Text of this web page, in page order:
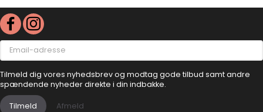
Email-
adresse
Tilmeld dig vores nyhedsbrev og modtag gode tilbud samt andre
spændende nyheder direkte i din indbakke.
Tilmeld Afmeld